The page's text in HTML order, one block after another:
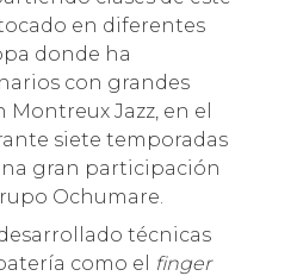
en diferentes
donde ha
con grandes
Montreux Jazz, en el
siete temporadas
gran participación
Ochumare.
técnicas
como el
finger